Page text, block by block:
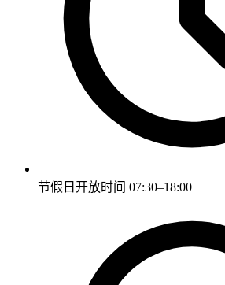
节假日开放时间 07:30–18:00